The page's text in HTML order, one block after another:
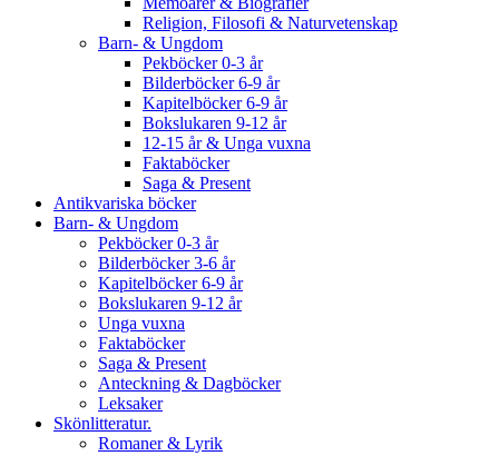
Religion, Filosofi & Naturvetenskap
Barn- & Ungdom
Pekböcker 0-3 år
Bilderböcker 6-9 år
Kapitelböcker 6-9 år
Bokslukaren 9-12 år
12-15 år & Unga vuxna
Faktaböcker
Saga & Present
Antikvariska böcker
Barn- & Ungdom
Pekböcker 0-3 år
Bilderböcker 3-6 år
Kapitelböcker 6-9 år
Bokslukaren 9-12 år
Unga vuxna
Faktaböcker
Saga & Present
Anteckning & Dagböcker
Leksaker
Skönlitteratur.
Romaner & Lyrik